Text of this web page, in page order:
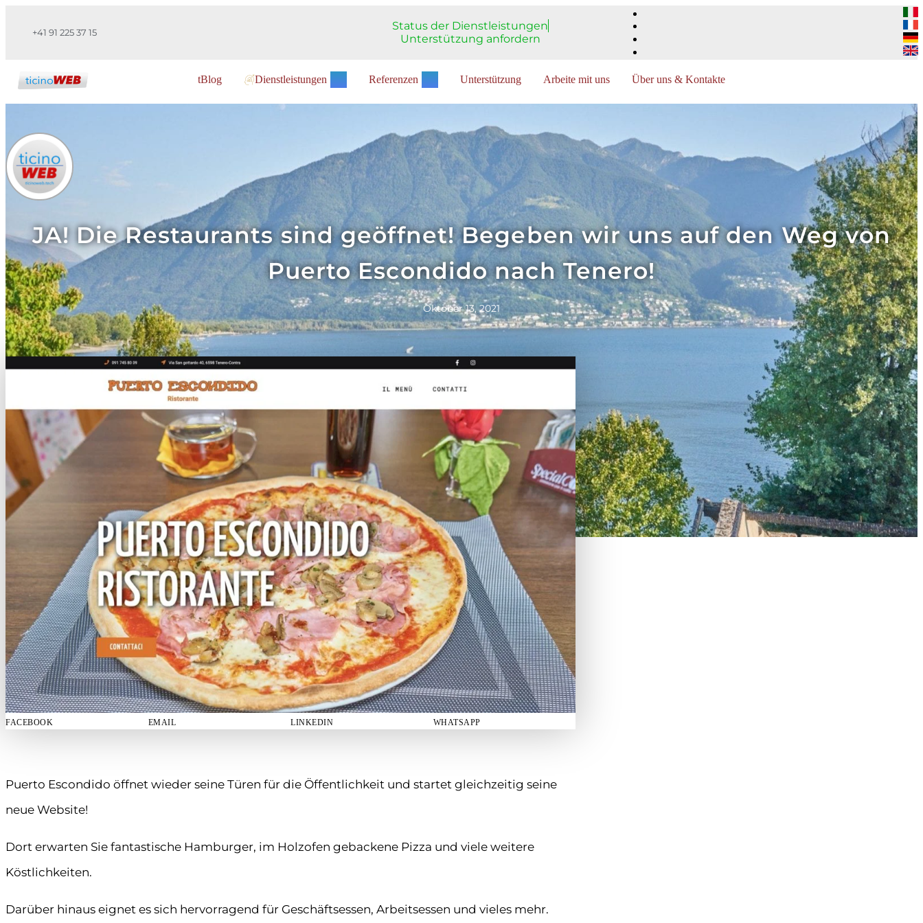
+41 91 225 37 15
Status der Dienstleistungen
Unterstützung anfordern
tBlog Dienstleistungen Referenzen Unterstützung Arbeite mit uns Über uns & Kontakte
JA! Die Restaurants sind geöffnet! Begeben wir uns auf den Weg von
Puerto Escondido nach Tenero!
Oktober 13, 2021
FACEBOOK EMAIL LINKEDIN WHATSAPP
Puerto Escondido öffnet wieder seine Türen für die Öffentlichkeit und startet gleichzeitig seine
neue Website!
Dort erwarten Sie fantastische Hamburger, im Holzofen gebackene Pizza und viele weitere
Köstlichkeiten.
Darüber hinaus eignet es sich hervorragend für Geschäftsessen, Arbeitsessen und vieles mehr.